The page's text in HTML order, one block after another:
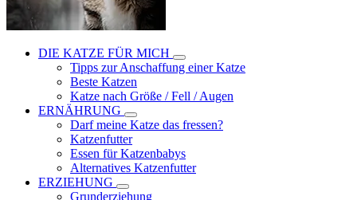
DIE KATZE FÜR MICH
Tipps zur Anschaffung einer Katze
Beste Katzen
Katze nach Größe / Fell / Augen
ERNÄHRUNG
Darf meine Katze das fressen?
Katzenfutter
Essen für Katzenbabys
Alternatives Katzenfutter
ERZIEHUNG
Grunderziehung